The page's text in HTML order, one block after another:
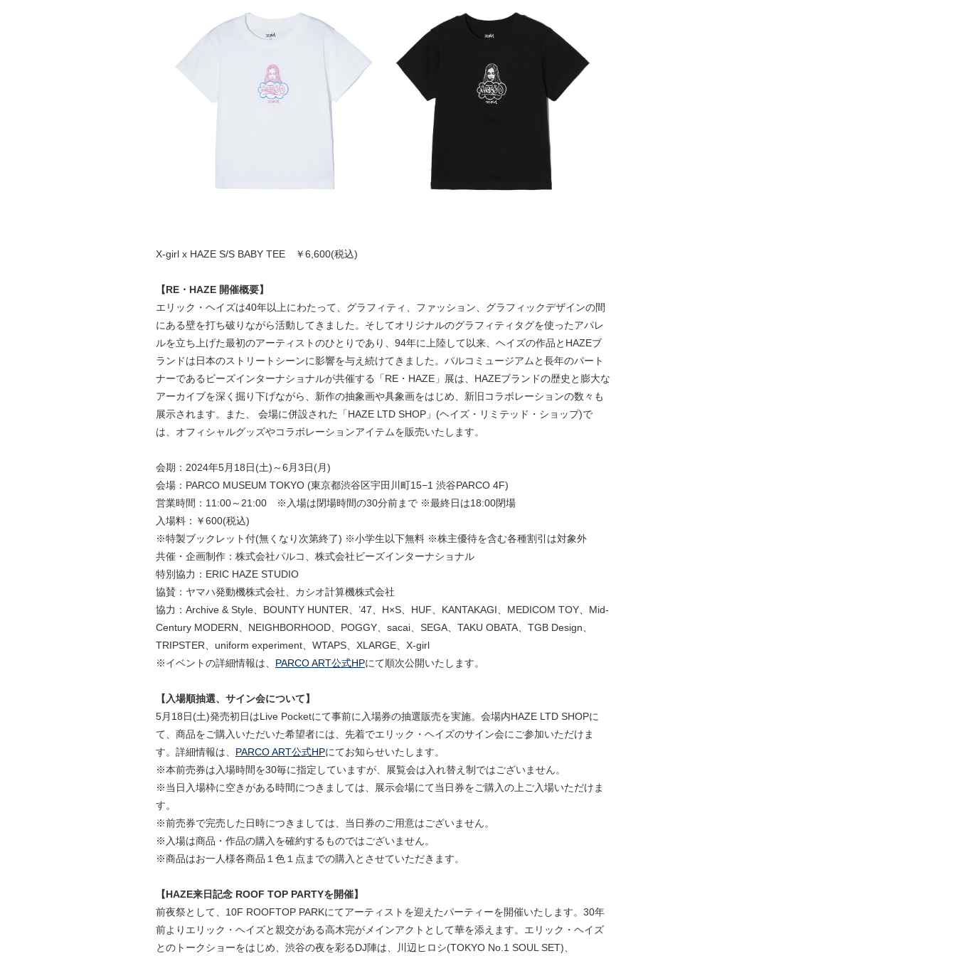
X-girl x HAZE S/S BABY TEE ￥6,600(税込)
【RE・HAZE 開催概要】
エリック・ヘイズは40年以上にわたって、グラフィティ、ファッション、グラフィックデザインの間
にある壁を打ち破りながら活動してきました。そしてオリジナルのグラフィティタグを使ったアパレ
ルを立ち上げた最初のアーティストのひとりであり、94年に上陸して以来、ヘイズの作品とHAZEブ
ランドは日本のストリートシーンに影響を与え続けてきました。パルコミュージアムと長年のパート
ナーであるビーズインターナショナルが共催する「RE・HAZE」展は、HAZEブランドの歴史と膨大な
アーカイブを深く掘り下げながら、新作の抽象画や具象画をはじめ、新旧コラボレーションの数々も
展示されます。また、 会場に併設された「HAZE LTD SHOP」(ヘイズ・リミテッド・ショップ)で
は、オフィシャルグッズやコラボレーションアイテムを販売いたします。
会期：2024年5月18日(土)～6月3日(月)
会場：PARCO MUSEUM TOKYO (東京都渋谷区宇田川町15−1 渋谷PARCO 4F)
営業時間：11:00～21:00 ※入場は閉場時間の30分前まで ※最終日は18:00閉場
入場料：￥600(税込)
※特製ブックレット付(無くなり次第終了) ※小学生以下無料 ※株主優待を含む各種割引は対象外
共催・企画制作：株式会社パルコ、株式会社ビーズインターナショナル
特別協力：ERIC HAZE STUDIO
協賛：ヤマハ発動機株式会社、カシオ計算機株式会社
協力：Archive & Style、BOUNTY HUNTER、’47、H×S、HUF、KANTAKAGI、MEDICOM TOY、Mid-
Century MODERN、NEIGHBORHOOD、POGGY、sacai、SEGA、TAKU OBATA、TGB Design、
TRIPSTER、uniform experiment、WTAPS、XLARGE、X-girl
※イベントの詳細情報は、 PARCO ART公式HPにて順次公開いたします。
【入場順抽選、サイン会について】
5月18日(土)発売初日はLive Pocketにて事前に入場券の抽選販売を実施。会場内HAZE LTD SHOPに
て、商品をご購入いただいた希望者には、先着でエリック・ヘイズのサイン会にご参加いただけま
す。詳細情報は、 PARCO ART公式HPにてお知らせいたします。
※本前売券は入場時間を30毎に指定していますが、展覧会は入れ替え制ではございません。
※当日入場枠に空きがある時間につきましては、展示会場にて当日券をご購入の上ご入場いただけま
す。
※前売券で完売した日時につきましては、当日券のご用意はございません。
※入場は商品・作品の購入を確約するものではございません。
※商品はお一人様各商品１色１点までの購入とさせていただきます。
【HAZE来日記念 ROOF TOP PARTYを開催】
前夜祭として、10F ROOFTOP PARKにてアーティストを迎えたパーティーを開催いたします。30年
前よりエリック・ヘイズと親交がある高木完がメインアクトとして華を添えます。エリック・ヘイズ
とのトークショーをはじめ、渋谷の夜を彩るDJ陣は、川辺ヒロシ(TOKYO No.1 SOUL SET)、